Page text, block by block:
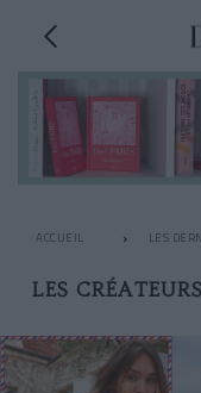
ACCUEIL LES
LES